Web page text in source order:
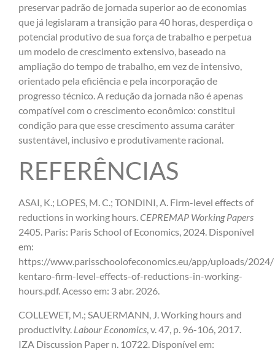
preservar padrão de jornada superior ao de economias
que já legislaram a transição para 40 horas, desperdiça o
potencial produtivo de sua força de trabalho e perpetua
um modelo de crescimento extensivo, baseado na
ampliação do tempo de trabalho, em vez de intensivo,
orientado pela eficiência e pela incorporação de
progresso técnico. A redução da jornada não é apenas
compatível com o crescimento econômico: constitui
condição para que esse crescimento assuma caráter
sustentável, inclusivo e produtivamente racional.
REFERÊNCIAS
ASAI, K.; LOPES, M. C.; TONDINI, A. Firm-level effects of
reductions in working hours.CEPREMAP Working Papers
2405. Paris: Paris School of Economics, 2024. Disponível
em:
https://www.parisschoolofeconomics.eu/app/uploads/
kentaro-firm-level-effects-of-reductions-in-working-
hours.pdf. Acesso em: 3 abr. 2026.
COLLEWET, M.; SAUERMANN, J. Working hours and
productivity. Labour Economics , v. 47, p. 96-106, 2017.
IZA Discussion Paper n. 10722. Disponível em: